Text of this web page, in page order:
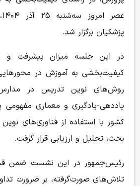
پزشکیان برگزار شد.
در این جلسه میزان پیشرفت و
کیفیت‌بخشی به آموزش در محورهایی
روش‌های نوین تدریس در
یاددهی-یادگیری و معماری مفهومی
کشور با استفاده از فناوری‌های
بحث، تحلیل و ارزیابی قرار گرفت.
رئیس‌جمهور در این نشست ضمن
تلاش‌های صورت‌گرفته، بر ضرورت